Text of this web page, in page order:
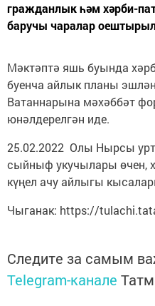
гражданлык һәм хәрби-
баручы чаралар
Мәктәптә яшь буында
буенча айлык планы
Ватаннарына мәхәббәт
юнәлдерелгән иде.
25.02.2022 Олы Нырсы
сыйныф укучылары өчен,
күңел ачу айлыгы
Чыганак: https://
Следите за самым
Telegram-канале